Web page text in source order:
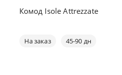
Комод Isole Attrezzate
На заказ 45-90 дн